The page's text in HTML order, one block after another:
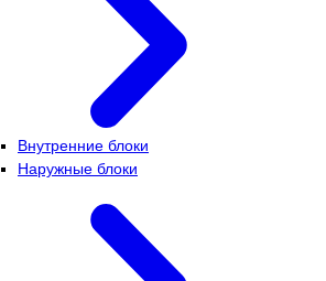
Внутренние блоки
Наружные блоки